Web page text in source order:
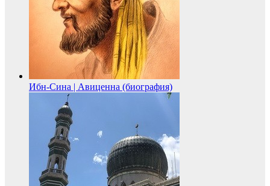
Ибн-Сина | Авиценна (биография)